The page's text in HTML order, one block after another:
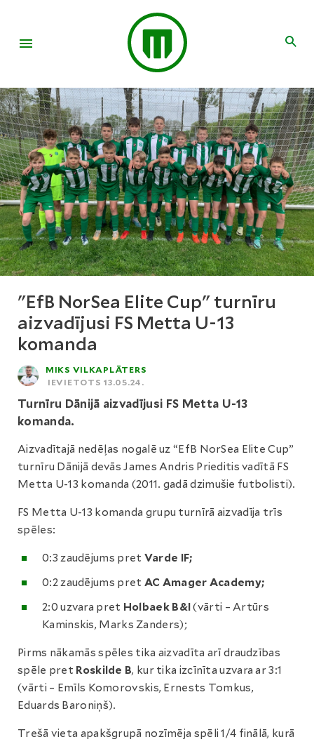
"EfB NorSea Elite Cup" turnīru
aizvadījusi FS Metta U-13
komanda
MIKS VILKAPLĀTERS
IEVIETOTS 13.05.24.
Turnīru Dānijā aizvadījusi FS Metta U-13
komanda.
Aizvadītajā nedēļas nogalē uz “EfB NorSea Elite Cup”
turnīru Dānijā devās James Andris Prieditis vadītā FS
Metta U-13 komanda (2011. gadā dzimušie futbolisti).
FS Metta U-13 komanda grupu turnīrā aizvadīja trīs
spēles:
0:3 zaudējums pret Varde IF;
0:2 zaudējums pret AC Amager Academy;
2:0 uzvara pret Holbaek B&I(vārti – Artūrs
Kaminskis, Marks Zanders);
Pirms nākamās spēles tika aizvadīta arī draudzības
spēle pret Roskilde B, kur tika izcīnīta uzvara ar 3:1
(vārti – Emīls Komorovskis, Ernests Tomkus,
Eduards Baroniņš).
Trešā vieta apakšgrupā nozīmēja spēli 1/4 finālā, kurā